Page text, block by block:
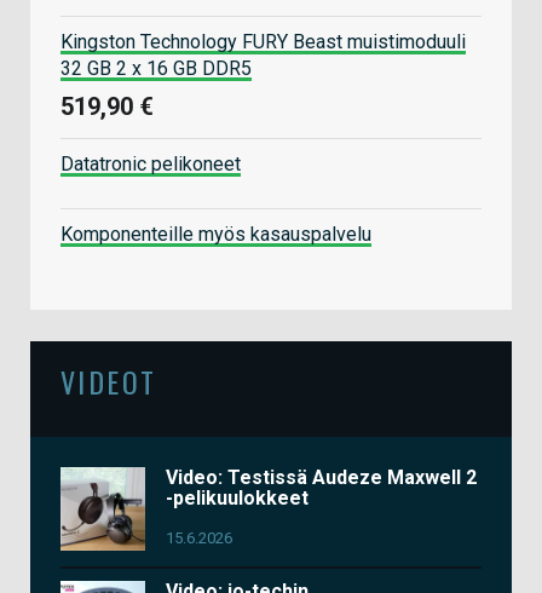
Kingston Technology FURY Beast muistimoduuli
32 GB 2 x 16 GB DDR5
519,90 €
Datatronic pelikoneet
Komponenteille myös kasauspalvelu
VIDEOT
Video: Testissä Audeze Maxwell 2
-pelikuulokkeet
15.6.2026